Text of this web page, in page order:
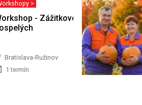
>
- Zážitkové maľovanie pre
Bratislava-Ružinov
1 termín